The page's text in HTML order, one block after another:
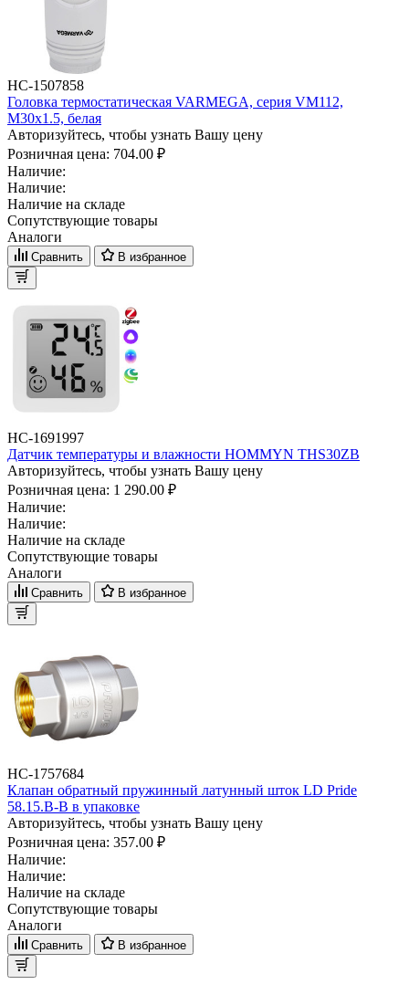
НС-1507858
Головка термостатическая VARMEGA, серия VM112,
M30х1.5, белая
Авторизуйтесь, чтобы узнать Вашу цену
Розничная цена: 704.00 ₽
Наличие:
Наличие:
Наличие на складе
Сопутствующие товары
Аналоги
Сравнить В избранное
НС-1691997
Датчик температуры и влажности HOMMYN THS30ZB
Авторизуйтесь, чтобы узнать Вашу цену
Розничная цена: 1 290.00 ₽
Наличие:
Наличие:
Наличие на складе
Сопутствующие товары
Аналоги
Сравнить В избранное
НС-1757684
Клапан обратный пружинный латунный шток LD Pride
58.15.В-В в упаковке
Авторизуйтесь, чтобы узнать Вашу цену
Розничная цена: 357.00 ₽
Наличие:
Наличие:
Наличие на складе
Сопутствующие товары
Аналоги
Сравнить В избранное